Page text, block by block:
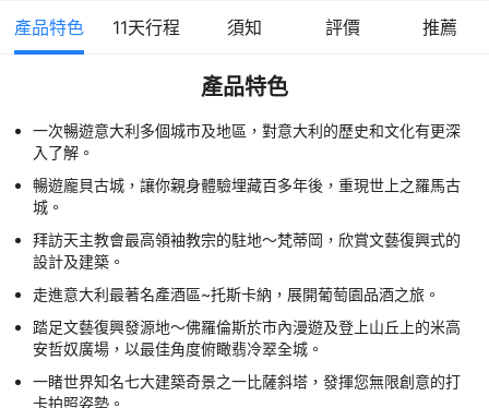
產品特色 11天行程 須知 評價 推薦
產品特色
一次暢遊意大利多個城市及地區，對意大利的歷史和文化有更深
入了解。
暢遊龐貝古城，讓你親身體驗埋藏百多年後，重現世上之羅馬古
城。
拜訪天主教會最高領袖教宗的駐地～梵蒂岡，欣賞文藝復興式的
設計及建築。
走進意大利最著名產酒區~托斯卡納，展開葡萄園品酒之旅。
踏足文藝復興發源地～佛羅倫斯於市內漫遊及登上山丘上的米高
安哲奴廣場，以最佳角度俯瞰翡冷翠全城。
一睹世界知名七大建築奇景之一比薩斜塔，發揮您無限創意的打
卡拍照姿勢。